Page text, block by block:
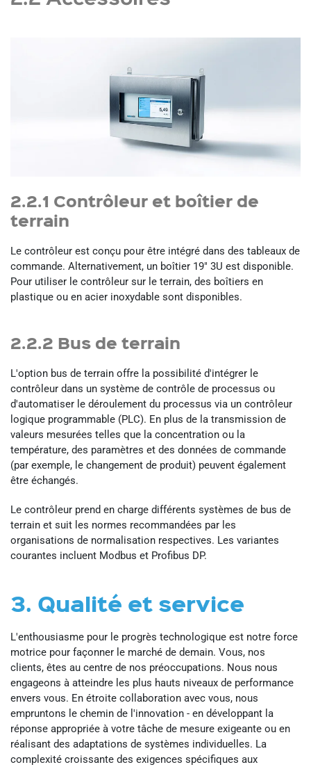
2.2.1 Contrôleur et boîtier de
terrain
Le contrôleur est conçu pour être intégré dans des tableaux de
commande. Alternativement, un boîtier 19" 3U est disponible.
Pour utiliser le contrôleur sur le terrain, des boîtiers en
plastique ou en acier inoxydable sont disponibles.
2.2.2 Bus de terrain
L'option bus de terrain offre la possibilité d'intégrer le
contrôleur dans un système de contrôle de processus ou
d'automatiser le déroulement du processus via un contrôleur
logique programmable (PLC). En plus de la transmission de
valeurs mesurées telles que la concentration ou la
température, des paramètres et des données de commande
(par exemple, le changement de produit) peuvent également
être échangés.
Le contrôleur prend en charge différents systèmes de bus de
terrain et suit les normes recommandées par les
organisations de normalisation respectives. Les variantes
courantes incluent Modbus et Profibus DP.
3. Qualité et service
L'enthousiasme pour le progrès technologique est notre force
motrice pour façonner le marché de demain. Vous, nos
clients, êtes au centre de nos préoccupations. Nous nous
engageons à atteindre les plus hauts niveaux de performance
envers vous. En étroite collaboration avec vous, nous
empruntons le chemin de l'innovation - en développant la
réponse appropriée à votre tâche de mesure exigeante ou en
réalisant des adaptations de systèmes individuelles. La
complexité croissante des exigences spécifiques aux